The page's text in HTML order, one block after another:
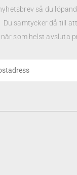
så du
samtycker då till
när som helst avsluta